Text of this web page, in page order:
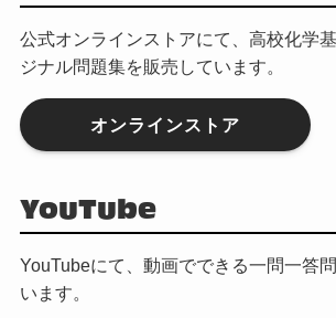
公式オンラインストアにて、高校化学
ジナル問題集を販売しています。
オンラインストア
YouTube
YouTubeにて、動画でできる一問一答
います。